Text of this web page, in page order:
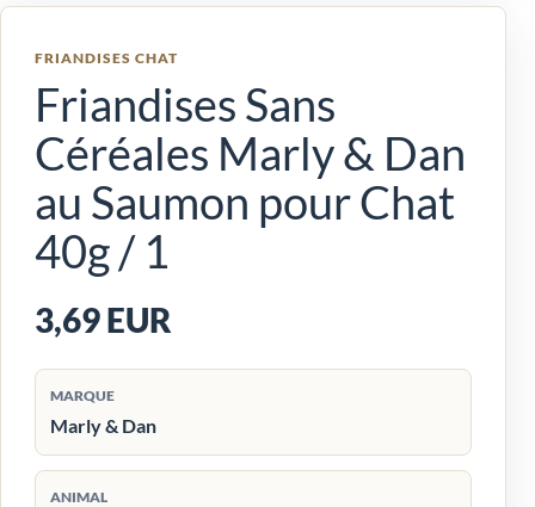
FRIANDISES CHAT
Friandises Sans
Céréales Marly & Dan
au Saumon pour Chat
40g / 1
3,69 EUR
MARQUE
Marly & Dan
ANIMAL